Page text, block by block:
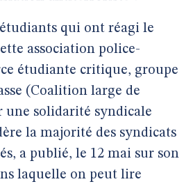
qui ont réagi le
association police-
étudiante critique, groupe
(Coalition large de
une solidarité syndicale
la majorité des syndicats
a publié, le 12 mai sur son
laquelle on peut lire